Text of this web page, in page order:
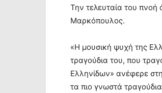
Την τελευταία του πνοή
Μαρκόπουλος.
«Η μουσική ψυχή της
τραγούδια του, που
Ελληνίδων» ανέφερε
τα πιο γνωστά